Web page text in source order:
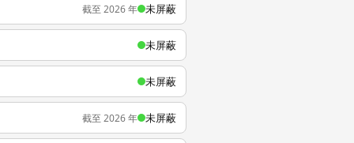
截至 2026 年 未屏蔽
未屏蔽
未屏蔽
截至 2026 年 未屏蔽